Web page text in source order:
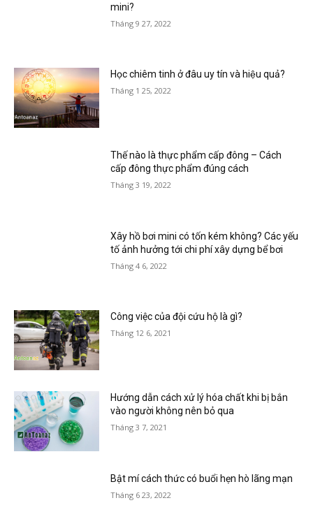
mini?
Tháng 9 27, 2022
Học chiêm tinh ở đâu uy tín và hiệu quả?
Tháng 1 25, 2022
Thế nào là thực phẩm cấp đông – Cách
cấp đông thực phẩm đúng cách
Tháng 3 19, 2022
Xây hồ bơi mini có tốn kém không? Các yếu
tố ảnh hưởng tới chi phí xây dựng bể bơi
Tháng 4 6, 2022
Công việc của đội cứu hộ là gì?
Tháng 12 6, 2021
Hướng dẫn cách xử lý hóa chất khi bị bắn
vào người không nên bỏ qua
Tháng 3 7, 2021
Bật mí cách thức có buổi hẹn hò lãng mạn
Tháng 6 23, 2022